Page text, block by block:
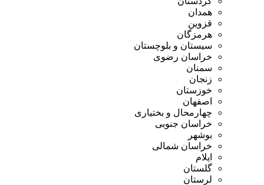
همدان
قزوین
هرمزگان
سیستان و بلوچستان
خراسان رضوی
سمنان
زنجان
خوزستان
اصفهان
چهارمحال و بختیاری
خراسان جنوبی
بوشهر
خراسان شمالی
ایلام
گلستان
لرستان